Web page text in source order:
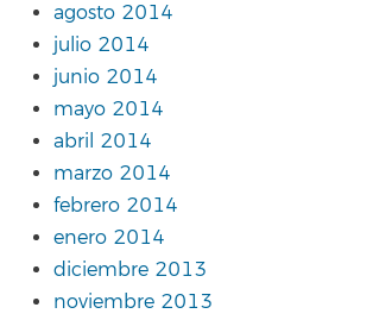
agosto 2014
julio 2014
junio 2014
mayo 2014
abril 2014
marzo 2014
febrero 2014
enero 2014
diciembre 2013
noviembre 2013